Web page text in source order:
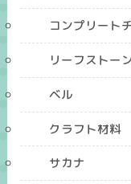
コンプリート
リーフストー
ベル
クラフト材料
サカナ